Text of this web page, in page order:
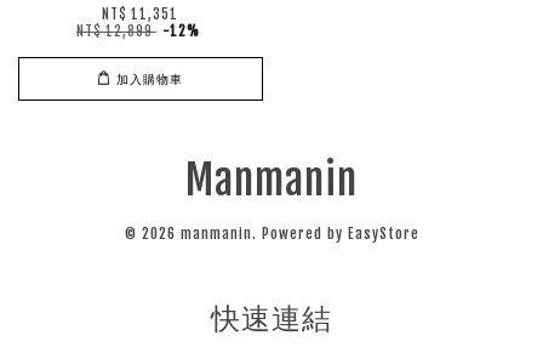
NT$ 11,351
NT$ 12,899 -12%
加入購物車
Manmanin
© 2026 manmanin. Powered by EasyStore
快速連結